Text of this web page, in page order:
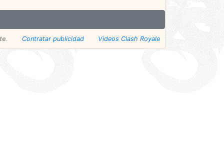
. Contratar publicidad Videos Clash Royale